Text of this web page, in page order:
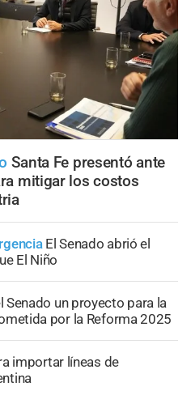
Santa Fe presentó ante
mitigar los costos
El Senado abrió el
El Niño
Senado un proyecto para la
por la Reforma 2025
importar líneas de